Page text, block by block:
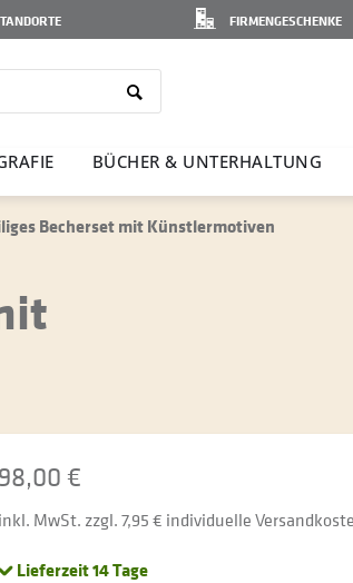
FIRMENGESCHENKE
BÜCHER & UNTER­HAL­TUNG
Becherset mit Künstlermotiven
98,00 €
inkl. MwSt. zzgl. 7,95 € individuelle
Lieferzeit 14 Tage